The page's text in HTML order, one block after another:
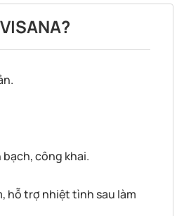
công khai.
hỗ trợ nhiệt tình sau làm